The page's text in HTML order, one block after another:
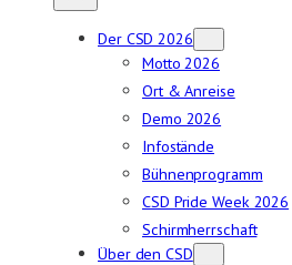
Der CSD 2026
Motto 2026
Ort & Anreise
Demo 2026
Infostände
Bühnenprogramm
CSD Pride Week 2026
Schirmherrschaft
Über den CSD